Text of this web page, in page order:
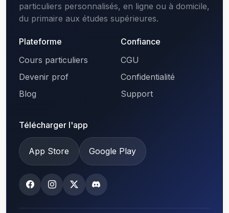
particuliers personnalisés, en ligne ou à domicile,
du primaire aux études supérieures.
Plateforme
Cours particuliers
Devenir prof
Blog
Confiance
CGU
Confidentialité
Support
Télécharger l'app
App Store Google Play